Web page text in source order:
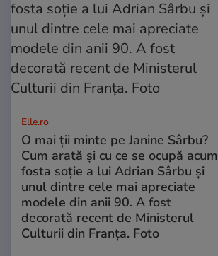
Elle.ro
O mai ții minte pe Janine Sârbu?
Cum arată și cu ce se ocupă acum
fosta soție a lui Adrian Sârbu și
unul dintre cele mai apreciate
modele din anii 90. A fost
decorată recent de Ministerul
Culturii din Franța. Foto